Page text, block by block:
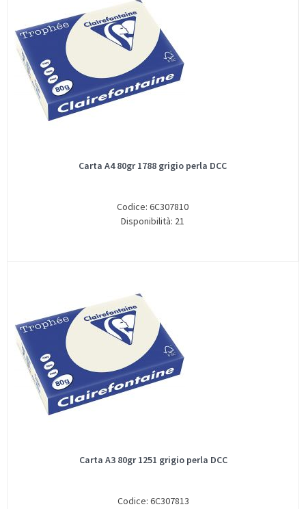
Carta A4 80gr 1788 grigio perla DCC
Codice: 6C307810
Disponibilità: 21
Carta A3 80gr 1251 grigio perla DCC
Codice: 6C307813